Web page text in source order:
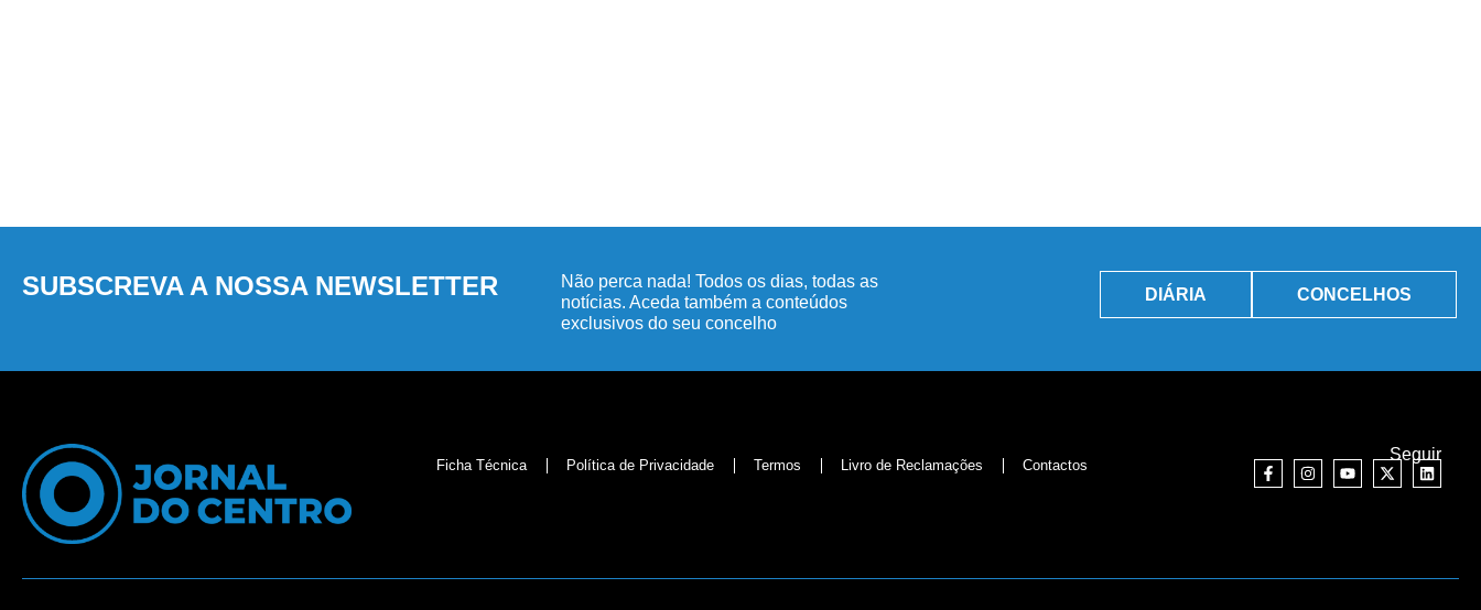
SUBSCREVA A NOSSA NEWSLETTER
Não perca nada! Todos os dias, todas as
notícias. Aceda também a conteúdos
exclusivos do seu concelho
DIÁRIA CONCELHOS
Ficha Técnica Política de Privacidade Termos Livro de Reclamações Contactos
Seguir